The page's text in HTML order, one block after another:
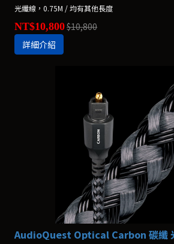
光纖線，0.75M / 均有其他長度
NT$10,800$10,800
詳細介紹
AudioQuest Optical Carbon 碳纖